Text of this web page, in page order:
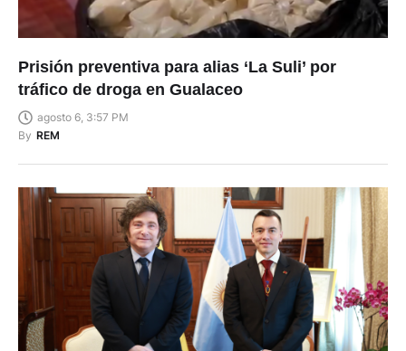
Prisión preventiva para alias ‘La Suli’ por
tráfico de droga en Gualaceo
agosto 6, 3:57 PM
By REM